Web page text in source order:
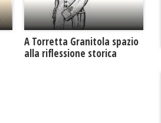
​A Torretta Granitola spazio
alla riflessione storica